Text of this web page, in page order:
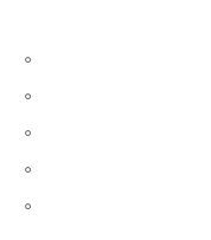
0
0
0
0
0